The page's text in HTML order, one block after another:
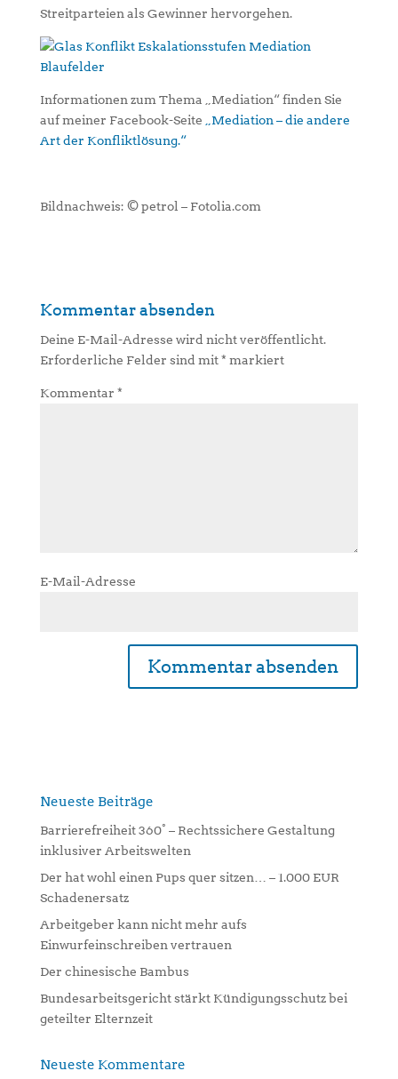
Streitparteien als Gewinner hervorgehen.
Informationen zum Thema „Mediation“ finden Sie
auf meiner Facebook-Seite
„Mediation – die andere
Art der Konfliktlösung.“
Bildnachweis: © petrol – Fotolia.com
Kommentar absenden
Deine E-Mail-Adresse wird nicht veröffentlicht.
Erforderliche Felder sind mit* markiert
Kommentar *
E-Mail-Adresse
n
v
e
:
Neueste Beiträge
Barrierefreiheit 360° – Rechtssichere Gestaltung
inklusiver Arbeitswelten
Der hat wohl einen Pups quer sitzen… – 1.000 EUR
Schadenersatz
Arbeitgeber kann nicht mehr aufs
Einwurfeinschreiben vertrauen
Der chinesische Bambus
Bundesarbeitsgericht stärkt Kündigungsschutz bei
geteilter Elternzeit
Neueste Kommentare